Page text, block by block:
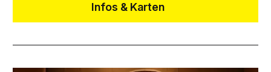
Infos & Karten